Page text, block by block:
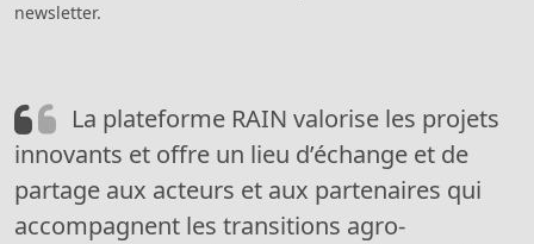
newsletter.
La plateforme RAIN valorise les projets
innovants et offre un lieu d’échange et de
partage aux acteurs et aux partenaires qui
accompagnent les transitions agro-